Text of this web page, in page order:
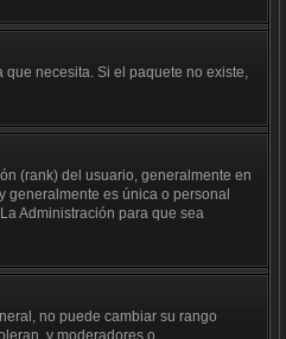
necesita. Si el paquete no existe,
(rank) del usuario, generalmente en
generalmente es única o personal
Administración para que sea
no puede cambiar su rango
y moderadores o